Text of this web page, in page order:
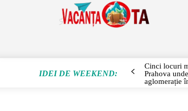
IDEI DE WEEKEND:
Cinci locuri
Prahova
aglomerație